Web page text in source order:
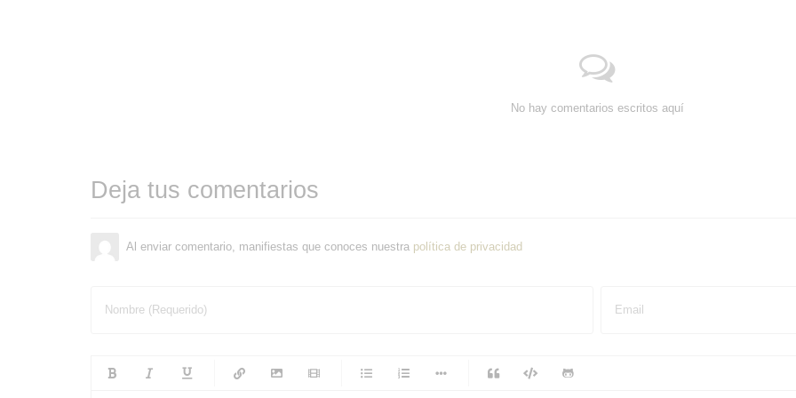
No hay comentarios escritos aquí
Deja tus comentarios
Al enviar comentario, manifiestas que conoces nuestra política de privacidad
Nombre (Requerido) Email